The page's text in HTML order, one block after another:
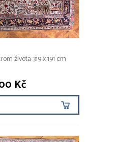
života 319 x 191 cm
Kč